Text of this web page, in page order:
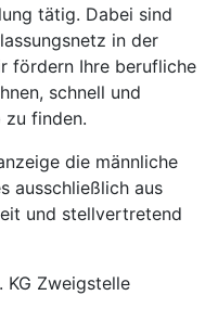
tätig. Dabei sind
in der
fördern Ihre berufliche
schnell und
zu finden.
die männliche
ausschließlich aus
und stellvertretend
KG Zweigstelle